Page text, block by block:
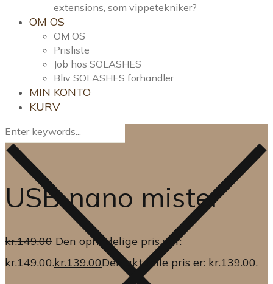
extensions, som vippetekniker?
OM OS
OM OS
Prisliste
Job hos SOLASHES
Bliv SOLASHES forhandler
MIN KONTO
KURV
USB nano mister
kr.149.00 Den oprindelige pris var:
kr.149.00.kr.139.00Den aktuelle pris er: kr.139.00.